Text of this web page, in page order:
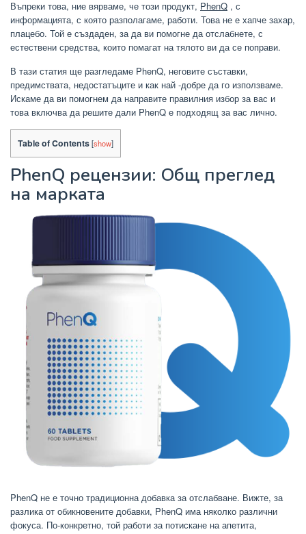
Въпреки това, ние вярваме, че този продукт, PhenQ , с
информацията, с която разполагаме, работи. Това не е хапче захар,
плацебо. Той е създаден, за да ви помогне да отслабнете, с
естествени средства, които помагат на тялото ви да се поправи.
В тази статия ще разгледаме PhenQ, неговите съставки,
предимствата, недостатъците и как най -добре да го използваме.
Искаме да ви помогнем да направите правилния избор за вас и
това включва да решите дали PhenQ е подходящ за вас лично.
Table of Contents[show]
PhenQ рецензии: Общ преглед
на марката
PhenQ не е точно традиционна добавка за отслабване. Вижте, за
разлика от обикновените добавки, PhenQ има няколко различни
фокуса. По-конкретно, той работи за потискане на апетита,